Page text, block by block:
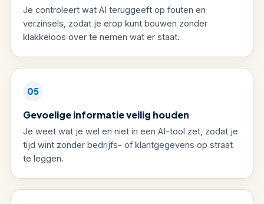
Je controleert wat AI teruggeeft op fouten en
verzinsels, zodat je erop kunt bouwen zonder
klakkeloos over te nemen wat er staat.
05
Gevoelige informatie veilig houden
Je weet wat je wel en niet in een AI-tool zet, zodat je
tijd wint zonder bedrijfs- of klantgegevens op straat
te leggen.